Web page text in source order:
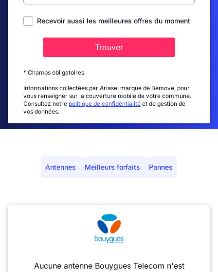
Recevoir aussi les meilleures offres du moment
Trouver
* Champs obligatoires
Informations collectées par Ariase, marque de Bemove, pour
vous renseigner sur la couverture mobile de votre commune.
Consultez notre politique de confidentialité et de gestion de
vos données.
Antennes Meilleurs forfaits Pannes
Aucune antenne Bouygues Telecom n'est